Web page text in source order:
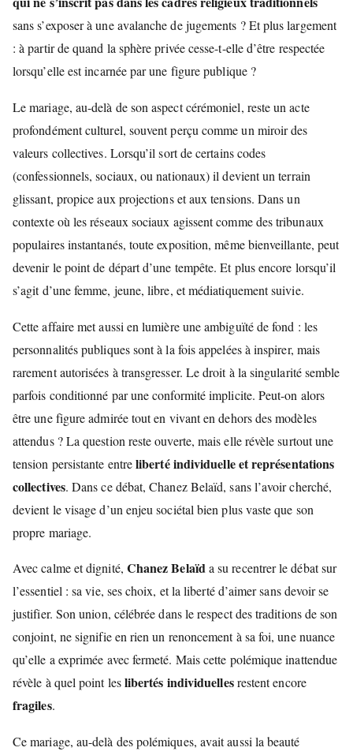
sans s’exposer à une avalanche de jugements ? Et plus largement
: à partir de quand la sphère privée cesse-t-elle d’être respectée
lorsqu’elle est incarnée par une figure publique ?
Le mariage, au-delà de son aspect cérémoniel, reste un acte
profondément culturel, souvent perçu comme un miroir des
valeurs collectives. Lorsqu’il sort de certains codes
(confessionnels, sociaux, ou nationaux) il devient un terrain
glissant, propice aux projections et aux tensions. Dans un
contexte où les réseaux sociaux agissent comme des tribunaux
populaires instantanés, toute exposition, même bienveillante, peut
devenir le point de départ d’une tempête. Et plus encore lorsqu’il
s’agit d’une femme, jeune, libre, et médiatiquement suivie.
Cette affaire met aussi en lumière une ambiguïté de fond : les
personnalités publiques sont à la fois appelées à inspirer, mais
rarement autorisées à transgresser. Le droit à la singularité semble
parfois conditionné par une conformité implicite. Peut-on alors
être une figure admirée tout en vivant en dehors des modèles
attendus ? La question reste ouverte, mais elle révèle surtout une
tension persistante entreliberté individuelle et représentations
collectives. Dans ce débat, Chanez Belaïd, sans l’avoir cherché,
devient le visage d’un enjeu sociétal bien plus vaste que son
propre mariage.
Avec calme et dignité, Chanez Belaïda su recentrer le débat sur
l’essentiel : sa vie, ses choix, et la liberté d’aimer sans devoir se
justifier. Son union, célébrée dans le respect des traditions de son
conjoint, ne signifie en rien un renoncement à sa foi, une nuance
qu’elle a exprimée avec fermeté. Mais cette polémique inattendue
révèle à quel point leslibertés individuellesrestent encore
fragiles.
Ce mariage, au-delà des polémiques, avait aussi la beauté